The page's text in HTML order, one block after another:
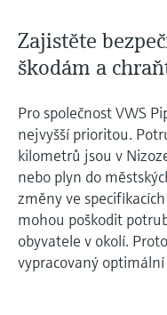
Zajistěte
škodám a
Pro společnost VWS
nejvyšší prioritou.
kilometrů jsou v
nebo plyn do
změny ve
mohou poškodit
obyvatele v okolí.
vypracovaný